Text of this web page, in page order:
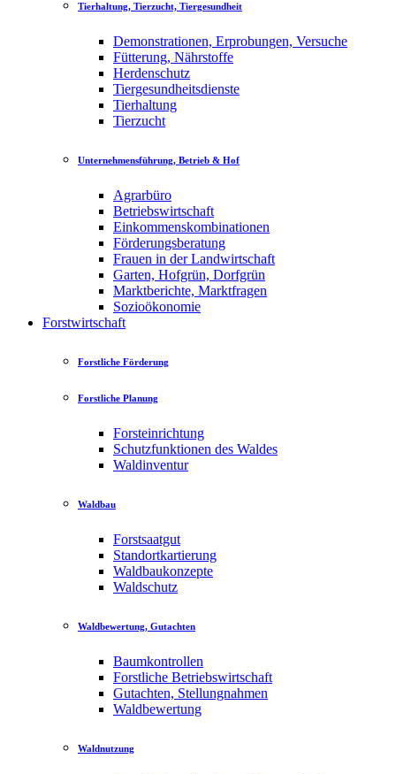
Tierhaltung, Tierzucht, Tiergesundheit
Demonstrationen, Erprobungen, Versuche
Fütterung, Nährstoffe
Herdenschutz
Tiergesundheitsdienste
Tierhaltung
Tierzucht
Unternehmensführung, Betrieb & Hof
Agrarbüro
Betriebswirtschaft
Einkommenskombinationen
Förderungsberatung
Frauen in der Landwirtschaft
Garten, Hofgrün, Dorfgrün
Marktberichte, Marktfragen
Sozioökonomie
Forstwirtschaft
Forstliche Förderung
Forstliche Planung
Forsteinrichtung
Schutzfunktionen des Waldes
Waldinventur
Waldbau
Forstsaatgut
Standortkartierung
Waldbaukonzepte
Waldschutz
Waldbewertung, Gutachten
Baumkontrollen
Forstliche Betriebswirtschaft
Gutachten, Stellungnahmen
Waldbewertung
Waldnutzung